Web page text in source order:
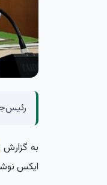
به گزارش
ایکس